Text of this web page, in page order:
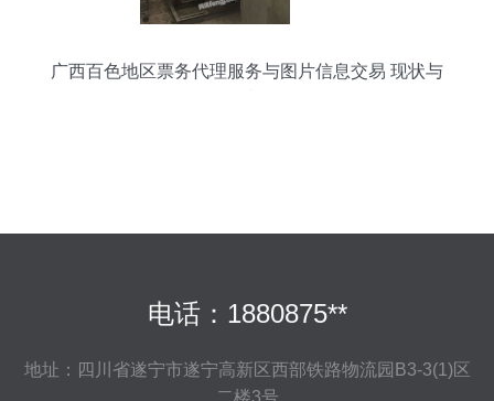
广西百色地区票务代理服务与图片信息交易 现状与
电话：1880875**
地址：四川省遂宁市遂宁高新区西部铁路物流园B3-3(1)区
二楼3号